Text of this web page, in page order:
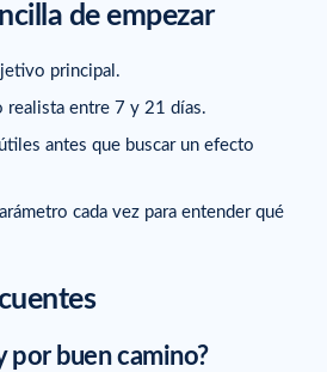
de empezar
principal.
realista entre 7 y 21 días.
antes que buscar un efecto
cada vez para entender qué
por buen camino?